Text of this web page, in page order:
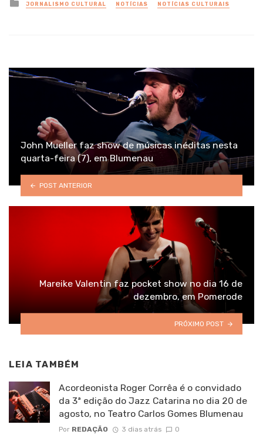
in
JORNALISMO CULTURAL NOTÍCIAS NOTÍCIAS CULTURAIS
John Mueller faz show de músicas inéditas nesta
quarta-feira (7), em Blumenau
POST ANTERIOR
Mareike Valentin faz pocket show no dia 16 de
dezembro, em Pomerode
PRÓXIMO POST
LEIA TAMBÉM
Acordeonista Roger Corrêa é o convidado
da 3ª edição do Jazz Catarina no dia 20 de
agosto, no Teatro Carlos Gomes Blumenau
Por REDAÇÃO 3 dias atrás 0